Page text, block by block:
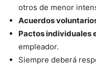
otros de menor
Acuerdos
Pactos individuales
empleador.
Siempre deberá